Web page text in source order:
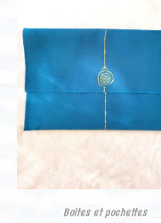
Boites et pochettes